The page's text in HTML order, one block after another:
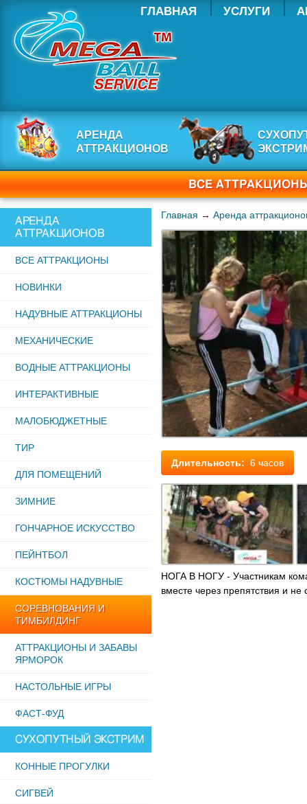
ГЛАВНАЯ УСЛУГИ
АРЕНДА
АТТРАКЦИОНОВ
ВСЕ
АРЕНДА
АТТРАКЦИОНОВ
ВСЕ АТТРАКЦИОНЫ
НОВИНКИ
НАДУВНЫЕ АТТРАКЦИОНЫ
МЕХАНИЧЕСКИЕ
ВОДНЫЕ АТТРАКЦИОНЫ
ИНТЕРАКТИВНЫЕ
МАЛОБЮДЖЕТНЫЕ
ТИР
ДЛЯ ПОМЕЩЕНИЙ
ЗИМНИЕ
ГОНЧАРНОЕ ИСКУССТВО
ПЕЙНТБОЛ
КОСТЮМЫ НАДУВНЫЕ
СОРЕВНОВАНИЯ И
ТИМБИЛДИНГ
АТТРАКЦИОНЫ И ЗАБАВЫ
ЯРМОРОК
НАСТОЛЬНЫЕ ИГРЫ
ФАСТ-ФУД
СУХОПУТНЫЙ ЭКСТРИМ
КОННЫЕ ПРОГУЛКИ
СИГВЕЙ
Главная → Аренда
Длительность: 6 часов
НОГА В НОГУ - Участникам
вместе через препятствия и не